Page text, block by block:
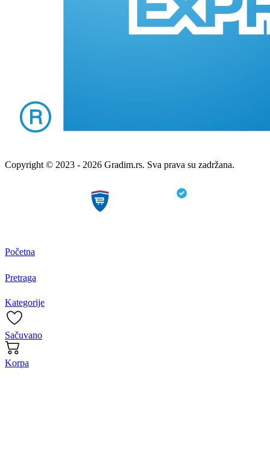
Copyright © 2023 - 2026 Gradim.rs. Sva prava su zadržana.
Početna
Pretraga
Kategorije
Sačuvano
Korpa